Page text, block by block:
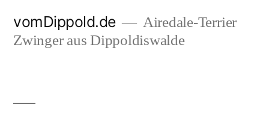
Inhalt
vomDippold.de
Airedale-Terrier
Zwinger aus Dippoldiswalde